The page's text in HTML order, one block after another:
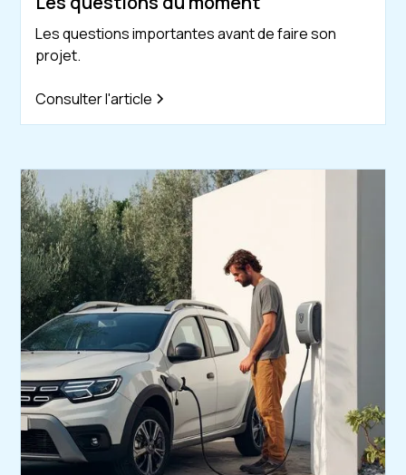
Les questions importantes avant de faire son
projet.
Consulter l'article